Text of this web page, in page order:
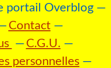
portail Overblog
Contact
C.G.U.
personnelles